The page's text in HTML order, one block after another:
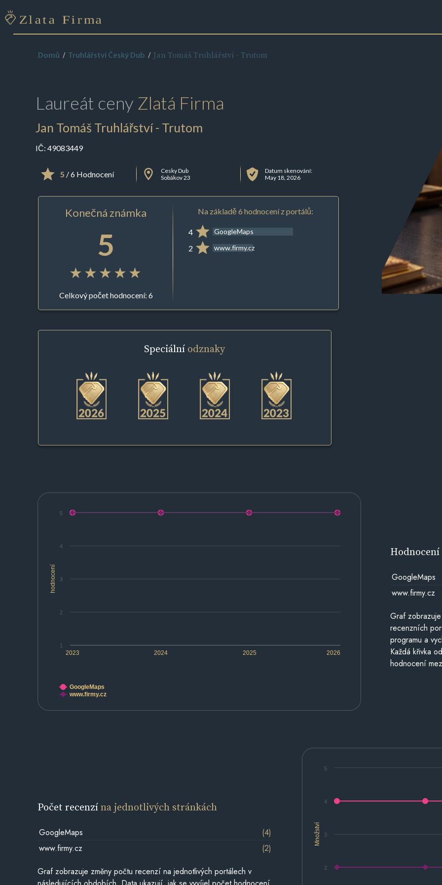
Domů Truhlářství Český Dub Jan Tomáš Truhlářství - Trutom
Laureát ceny Zlatá Firma
Jan Tomáš Truhlářství - Trutom
IČ: 49083449
5 / 6 Hodnocení
Cesky Dub
Sobákov 23
Datum skenování:
May 18, 2026
Konečná známka
5
Celkový počet hodnocení: 6
Na základě 6 hodnocení z portálů:
4 GoogleMaps
2 www.firmy.cz
Speciální odznaky
hodnocení
2023 2024 2025 2026
1
2
3
4
5
GoogleMaps
www.firmy.cz
Hodnocení
GoogleMaps
www.firmy.cz
Graf
recenzních
programu a
Každá křivka
hodnocení
Množství
2
3
4
5
Počet recenzína jednotlivých stránkách
GoogleMaps
(4)
www.firmy.cz
(2)
Graf zobrazuje změny počtu recenzí na jednotlivých portálech v